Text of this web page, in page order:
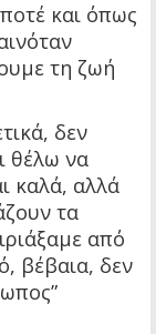
και όπως
τη ζωή
δεν
θέλω να
καλά, αλλά
τα
από
βέβαια, δεν